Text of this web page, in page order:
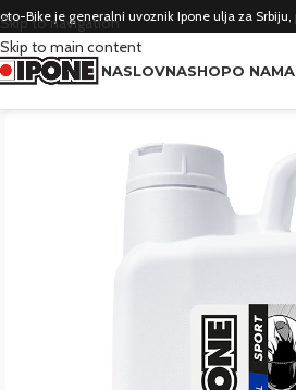
Skip to navigation
Skip to main content
Bike je generalni uvoznik Ipone ulja za
NASLOVNASHOPO NAMA